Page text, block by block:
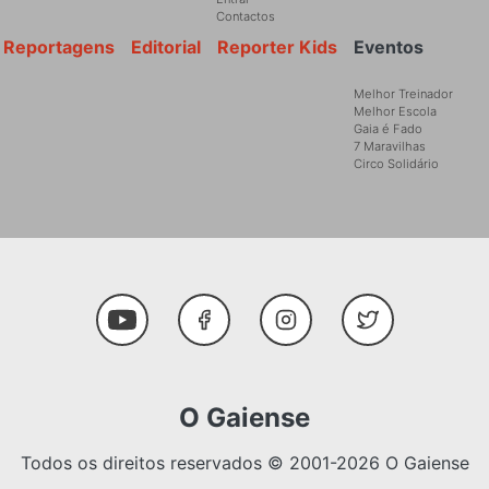
Contactos
Eventos
Melhor Treinador
Melhor Escola
Gaia é Fado
7 Maravilhas
Circo Solidário
Reporter Kids
Editorial
Reportagens
Social Media
Youtube FacebookInstagramTwitter
O Gaiense
Todos os direitos reservados © 2001-2026 O Gaiense